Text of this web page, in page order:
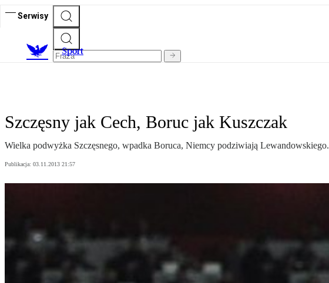
Serwisy
Sport
Szczęsny jak Cech, Boruc jak Kuszczak
Wielka podwyżka Szczęsnego, wpadka Boruca, Niemcy podziwiają Lewandowskiego.
Publikacja: 03.11.2013 21:57